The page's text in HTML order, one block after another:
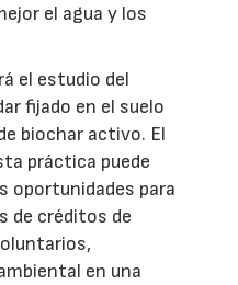
el agua y los
el estudio del
fijado en el suelo
biochar activo. El
práctica puede
oportunidades para
de créditos de
en una